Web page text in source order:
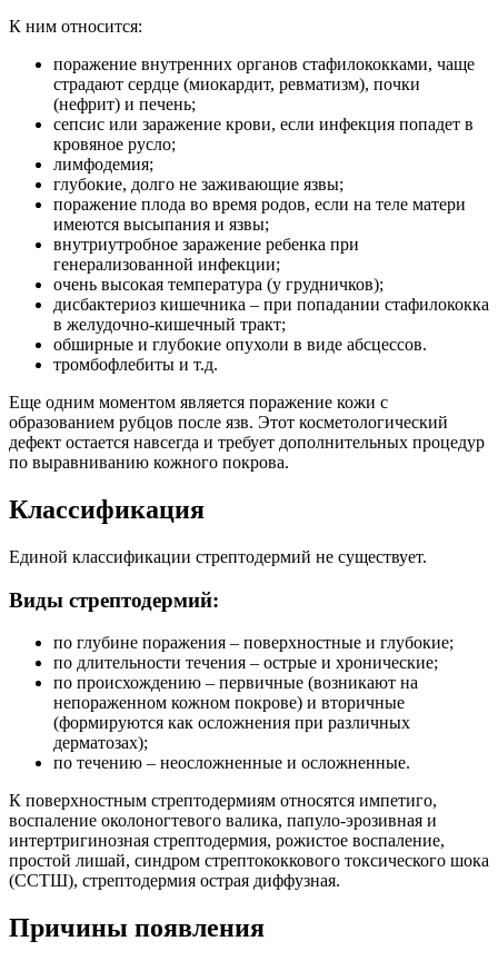
К ним относится:
поражение внутренних органов стафилококками, чаще
страдают сердце (миокардит, ревматизм), почки
(нефрит) и печень;
сепсис или заражение крови, если инфекция попадет в
кровяное русло;
лимфодемия;
глубокие, долго не заживающие язвы;
поражение плода во время родов, если на теле матери
имеются высыпания и язвы;
внутриутробное заражение ребенка при
генерализованной инфекции;
очень высокая температура (у грудничков);
дисбактериоз кишечника – при попадании стафилококка
в желудочно-кишечный тракт;
обширные и глубокие опухоли в виде абсцессов.
тромбофлебиты и т.д.
Еще одним моментом является поражение кожи с
образованием рубцов после язв. Этот косметологический
дефект остается навсегда и требует дополнительных процедур
по выравниванию кожного покрова.
Классификация
Единой классификации стрептодермий не существует.
Виды стрептодермий:
по глубине поражения – поверхностные и глубокие;
по длительности течения – острые и хронические;
по происхождению – первичные (возникают на
непораженном кожном покрове) и вторичные
(формируются как осложнения при различных
дерматозах);
по течению – неосложненные и осложненные.
К поверхностным стрептодермиям относятся импетиго,
воспаление околоногтевого валика, папуло-эрозивная и
интертригинозная стрептодермия, рожистое воспаление,
простой лишай, синдром стрептококкового токсического шока
(ССТШ), стрептодермия острая диффузная.
Причины появления